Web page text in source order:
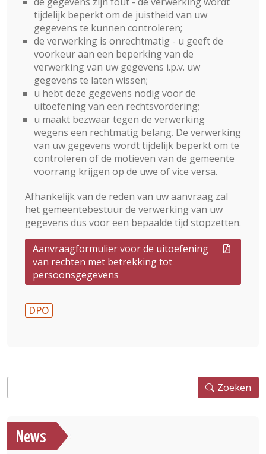
tijdelijk beperkt om de juistheid van uw
gegevens te kunnen controleren;
de verwerking is onrechtmatig - u geeft de
voorkeur aan een beperking van de
verwerking van uw gegevens i.p.v. uw
gegevens te laten wissen;
u hebt deze gegevens nodig voor de
uitoefening van een rechtsvordering;
u maakt bezwaar tegen de verwerking
wegens een rechtmatig belang. De verwerking
van uw gegevens wordt tijdelijk beperkt om te
controleren of de motieven van de gemeente
voorrang krijgen op de uwe of vice versa.
Afhankelijk van de reden van uw aanvraag zal
het gemeentebestuur de verwerking van uw
gegevens dus voor een bepaalde tijd stopzetten.
Aanvraagformulier voor de uitoefening
van rechten met betrekking tot
persoonsgegevens
DPO
Zoeken
News